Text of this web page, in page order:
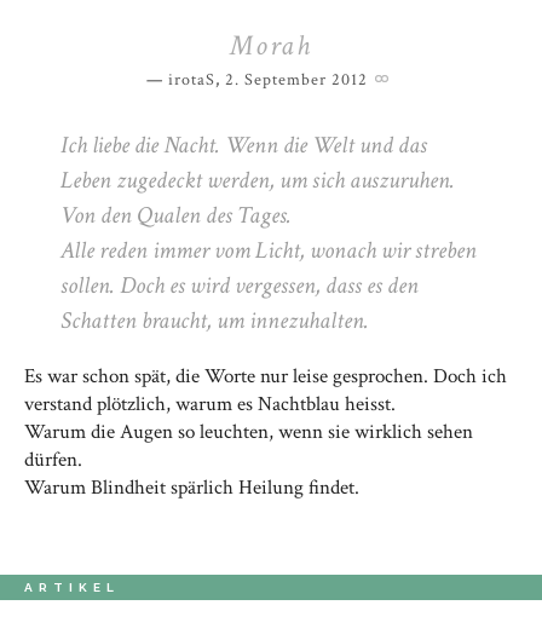
Morah
irotaS, 2. September 2012
Ich liebe die Nacht. Wenn die Welt und das
Leben zugedeckt werden, um sich auszuruhen.
Von den Qualen des Tages.
Alle reden immer vom Licht, wonach wir streben
sollen. Doch es wird vergessen, dass es den
Schatten braucht, um innezuhalten.
Es war schon spät, die Worte nur leise gesprochen. Doch ich
verstand plötzlich, warum es Nachtblau heisst.
Warum die Augen so leuchten, wenn sie wirklich sehen
dürfen.
Warum Blindheit spärlich Heilung findet.
ARTIKEL